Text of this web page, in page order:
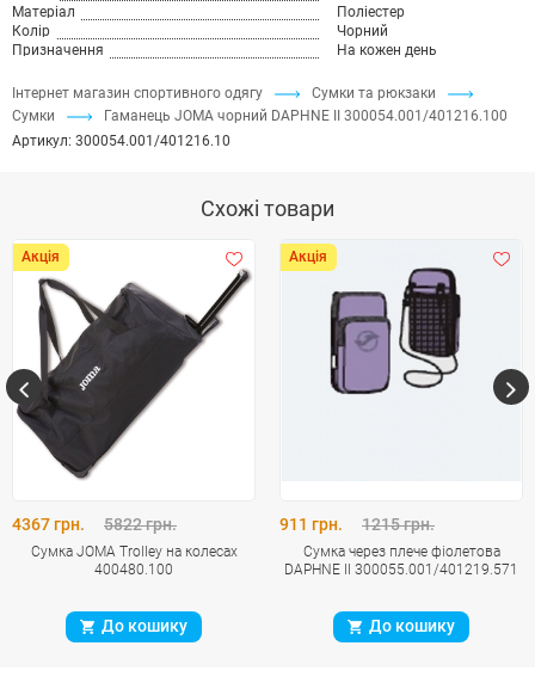
Інтернет магазин спортивного одягу
Сумки та рюкзаки
Сумки
Гаманець JOMA чорний DAPHNE II 300054.001/401216.100
Матеріал
Поліестер
Колір
Чорний
Призначення
На кожен день
Артикул: 300054.001/401216.10
Схожі товари
Акція
4367 грн. 5822 грн.
Сумка JOMA Trolley на колесах
400480.100
До кошику
Акція
911 грн. 1215 грн.
Сумка через плече фіолетова
DAPHNE II 300055.001/401219.571
До кошику